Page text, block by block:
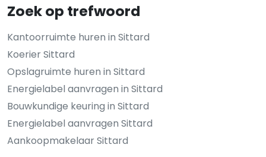
Zoek op trefwoord
Kantoorruimte huren in Sittard
Koerier Sittard
Opslagruimte huren in Sittard
Energielabel aanvragen in Sittard
Bouwkundige keuring in Sittard
Energielabel aanvragen Sittard
Aankoopmakelaar Sittard